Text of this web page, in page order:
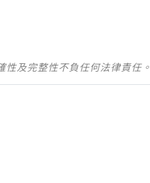
及完整性不負任何法律責任。